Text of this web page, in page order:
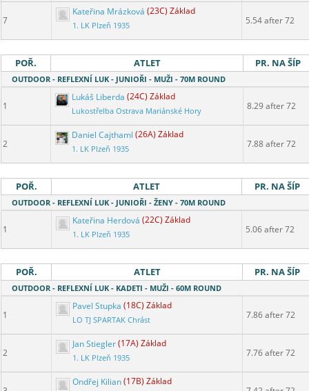
7
Kateřina Mrázková (23C) Základ
1. LK Plzeň 1935 5.54 after 72
POŘ. ATLET PR. NA ŠÍP
OUTDOOR - REFLEXNÍ LUK - JUNIOŘI - MUŽI - 70M ROUND
1
Lukáš Liberda (24C) Základ
Lukostřelba Ostrava Mariánské Hory 8.29 after 72
2
Daniel Cajthaml (26A) Základ
1. LK Plzeň 1935 7.88 after 72
POŘ. ATLET PR. NA ŠÍP
OUTDOOR - REFLEXNÍ LUK - JUNIOŘI - ŽENY - 70M ROUND
1
Kateřina Herdová (22C) Základ
1. LK Plzeň 1935 5.06 after 72
POŘ. ATLET PR. NA ŠÍP
OUTDOOR - REFLEXNÍ LUK - KADETI - MUŽI - 60M ROUND
1
Pavel Stupka (18C) Základ
LO TJ SPARTAK Chrást 7.86 after 72
2
Jan Stiegler(17A) Základ
1. LK Plzeň 1935 7.76 after 72
Ondřej Kilian(17B) Základ